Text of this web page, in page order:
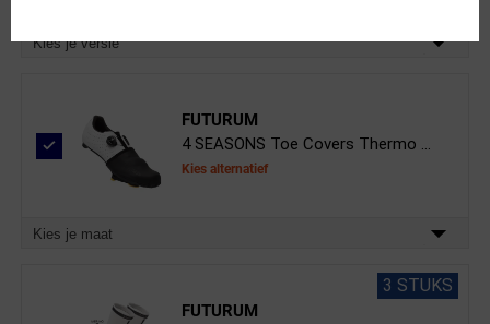
Kies je versie
FUTURUM
4 SEASONS Toe Covers Thermo ...
Kies alternatief
Kies je maat
3 STUKS
FUTURUM